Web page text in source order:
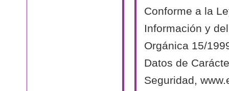
Conforme a la
Información y
Orgánica 15/
Datos de
Seguridad,